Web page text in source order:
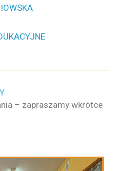
– zapraszamy wkrótce